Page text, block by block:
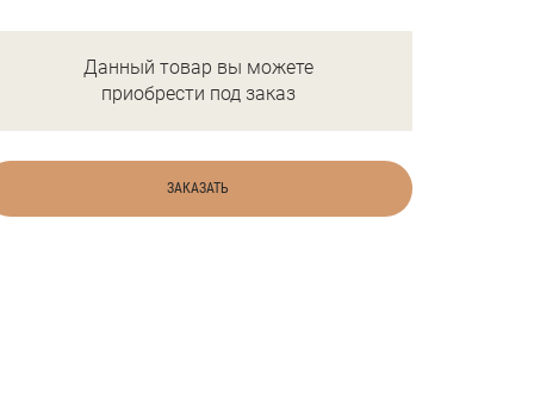
Данный товар вы можете
приобрести под заказ
ЗАКАЗАТЬ